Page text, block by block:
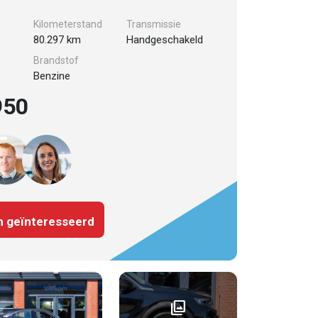
Kilometerstand
80.297 km
Transmissie
Handgeschakeld
Brandstof
Benzine
geïnteresseerd
photo_library